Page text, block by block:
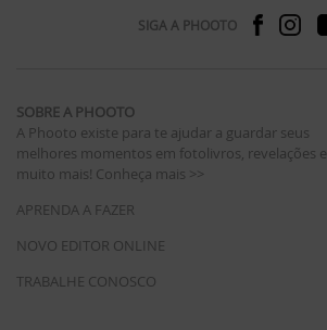
SIGA A PHOOTO
SOBRE A PHOOTO
A Phooto existe para te ajudar a guardar seus
melhores momentos em fotolivros, revelações e
muito mais! Conheça mais >>
APRENDA A FAZER
NOVO EDITOR ONLINE
TRABALHE CONOSCO